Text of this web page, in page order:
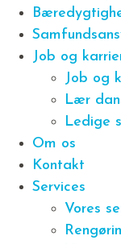
Job og
Job og
Lær
Ledige
Om os
Kontakt
Services
Vores